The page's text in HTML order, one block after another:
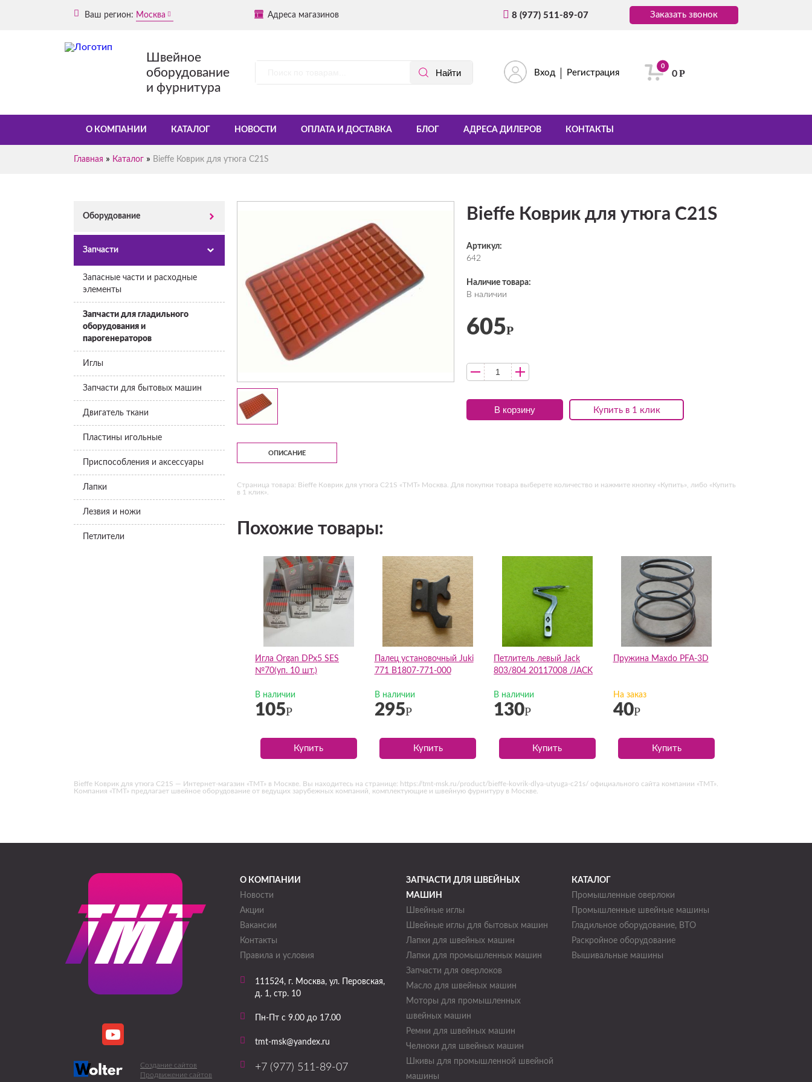
Ваш регион: Москва Адреса магазинов 8 (977) 511-89-07 Заказать звонок
Швейное
оборудование
и фурнитура
Вход Регистрация
0
0Р
О КОМПАНИИ КАТАЛОГ НОВОСТИ ОПЛАТА И ДОСТАВКА БЛОГ АДРЕСА ДИЛЕРОВ КОНТАКТЫ
Главная » Каталог » Bieffe Коврик для утюга C21S
Оборудование
Запчасти
Запасные части и расходные
элементы
Запчасти для гладильного
оборудования и
парогенераторов
Иглы
Запчасти для бытовых машин
Двигатель ткани
Пластины игольные
Приспособления и аксессуары
Лапки
Лезвия и ножи
Петлители
Bieffe Коврик для утюга C21S
Артикул:
642
Наличие товара:
В наличии
Купить в 1 клик
605Р
В корзину
ОПИСАНИЕ
Страница товара: Bieffe Коврик для утюга C21S «ТМТ» Москва. Для покупки товара выберете количество и нажмите кнопку «Купить», либо «Купить
в 1 клик».
Похожие товары:
Игла Organ DPх5 SES
№70(уп. 10 шт.)
В наличии
105Р
Купить
Палец установочный Juki
771 B1807-771-000
В наличии
295Р
Купить
Петлитель левый Jack
803/804 20117008 /JACK
В наличии
130Р
Купить
Пружина Maxdo PFA-3D
На заказ
40Р
Купить
Bieffe Коврик для утюга C21S — Интернет-магазин «ТМТ» в Москве. Вы находитесь на странице: https://tmt-msk.ru/product/bieffe-kovrik-dlya-utyuga-c21s/ официального сайта компании «ТМТ».
Компания «ТМТ» предлагает швейное оборудование от ведущих зарубежных компаний, комплектующие и швейную фурнитуру в Москве.
Создание сайтов
Продвижение сайтов
О КОМПАНИИ
Новости
Акции
Вакансии
Контакты
Правила и условия
111524, г. Москва, ул. Перовская,
д. 1, стр. 10
Пн-Пт с 9.00 до 17.00
tmt-msk@yandex.ru
+7 (977) 511-89-07
ЗАПЧАСТИ ДЛЯ ШВЕЙНЫХ
МАШИН
Швейные иглы
Швейные иглы для бытовых машин
Лапки для швейных машин
Лапки для промышленных машин
Запчасти для оверлоков
Масло для швейных машин
Моторы для промышленных
швейных машин
Ремни для швейных машин
Челноки для швейных машин
Шкивы для промышленной швейной
машины
КАТАЛОГ
Промышленные оверлоки
Промышленные швейные машины
Гладильное оборудование, ВТО
Раскройное оборудование
Вышивальные машины